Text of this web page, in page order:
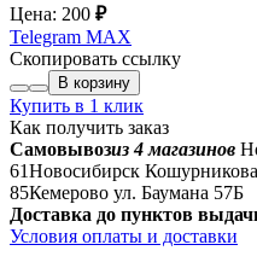
Цена: 200 ₽
Telegram MAX
Скопировать ссылку
В корзину
Купить в 1 клик
Как получить заказ
Самовывозиз 4 магазинов
61Новосибирск
85Кемерово ул. Баумана 57Б
Доставка до пунктов
Условия оплаты и доставки